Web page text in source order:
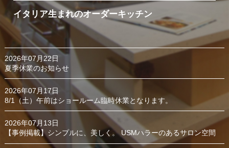
ッチン ミーレのランドリー機器
2026年07月22日
夏季休業のお知らせ
2026年07月17日
8/1（土）午前はショールーム臨時休業となります。
2026年07月13日
【事例掲載】シンプルに、美しく。 USMハラーのあるサロン空間